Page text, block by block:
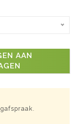
AAN